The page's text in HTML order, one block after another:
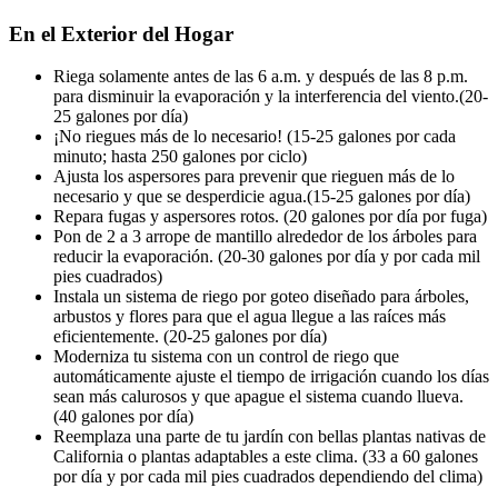
En el Exterior del Hogar
Riega solamente antes de las 6 a.m. y después de las 8 p.m.
para disminuir la evaporación y la interferencia del viento.(20-
25 galones por día)
¡No riegues más de lo necesario! (15-25 galones por cada
minuto; hasta 250 galones por ciclo)
Ajusta los aspersores para prevenir que rieguen más de lo
necesario y que se desperdicie agua.(15-25 galones por día)
Repara fugas y aspersores rotos. (20 galones por día por fuga)
Pon de 2 a 3 arrope de mantillo alrededor de los árboles para
reducir la evaporación. (20-30 galones por día y por cada mil
pies cuadrados)
Instala un sistema de riego por goteo diseñado para árboles,
arbustos y flores para que el agua llegue a las raíces más
eficientemente. (20-25 galones por día)
Moderniza tu sistema con un control de riego que
automáticamente ajuste el tiempo de irrigación cuando los días
sean más calurosos y que apague el sistema cuando llueva.
(40 galones por día)
Reemplaza una parte de tu jardín con bellas plantas nativas de
California o plantas adaptables a este clima. (33 a 60 galones
por día y por cada mil pies cuadrados dependiendo del clima)